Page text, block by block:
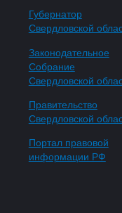
Губернатор
Свердловской
Законодательное
Собрание
Свердловской
Правительство
Свердловской
Портал правовой
информации РФ